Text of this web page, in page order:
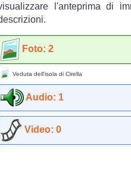
l'anteprima di
Foto: 2
Veduta dell'isola di Cirella
Audio: 1
Video: 0